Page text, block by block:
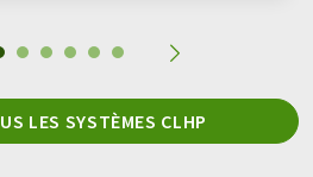
LES SYSTÈMES CLHP